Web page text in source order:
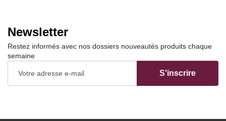
Newsletter
Restez informés avec nos dossiers nouveautés produits chaque
semaine
S'inscrire